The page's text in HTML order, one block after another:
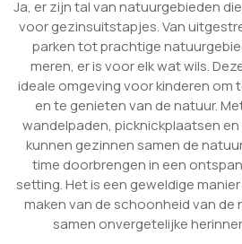
Ja, er zijn tal van natuurgebieden
voor gezinsuitstapjes. Van
parken tot prachtige
meren, er is voor elk wat wils.
ideale omgeving voor kinderen om
en te genieten van de natuur.
wandelpaden, picknickplaatsen
kunnen gezinnen samen de
time doorbrengen in een
setting. Het is een geweldige
maken van de schoonheid van de
samen onvergetelijke